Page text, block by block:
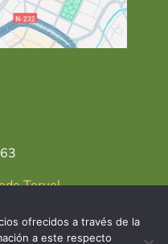
Teruel
ofrecidos a través de la
a este respecto